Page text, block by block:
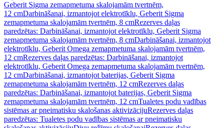
Geberit Sigma zemapmetuma skalojamām tvertnēm,
12 cmDarbināšanai, izmantojot elektrotīklu, Geberit Sigma
zemapmetuma skalojamām tvertnēm, 8 cmRezerves daļas
paredzētas: Darbināšanai, izmantojot elektrotīklu, Geberit Sigma
zemapmetuma skalojamām tvertnēm, 8 cmDarbināšanai, izmantojot
elektrotīklu, Geberit Omega zemapmetuma skalojamām tvertnēm,
12 cmRezerves daļas paredzētas: Darbināšanai, izmantojot
elektrotīklu, Geberit Omega zemapmetuma skalojamām tvertnēm,
12 cmDarbināšanai, izmantojot baterijas, Geberit Sigma
zemapmetuma skalojamām tvertnēm, 12 cmRezerves daļas
paredzētas: Darbināšanai, izmantojot baterijas, Geberit Sigma
zemapmetuma skalojamām tvertnēm, 12 cmTualetes podu vadības
sistēmas ar pneimatisku skalošanas aktivizācijuRezerves daļas
paredzētas: Tualetes podu vadības sistēmas ar pneimatisku